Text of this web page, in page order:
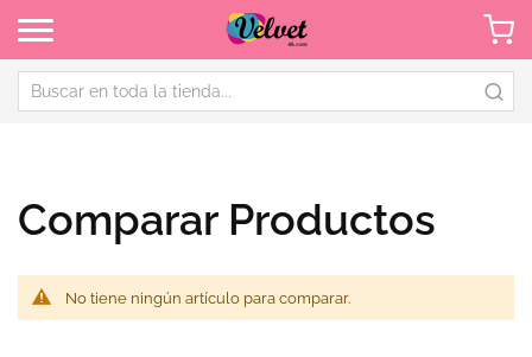
Comparar Productos
No tiene ningún artículo para comparar.